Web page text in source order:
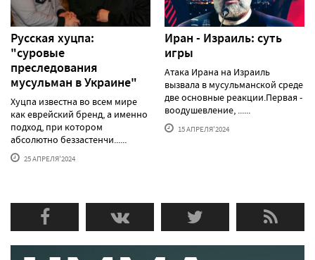
Русская хуцпа:
"суровые
преследования
мусульман в Украине"
Хуцпа известна во всем мире
как еврейский бренд, а именно
подход, при котором
абсолютно беззастенчи......
25 АПРЕЛЯ'2024
Иран - Израиль: суть
игры
Атака Ирана на Израиль
вызвала в мусульманской среде
две основные реакции.Первая -
воодушевление, ......
15 АПРЕЛЯ'2024